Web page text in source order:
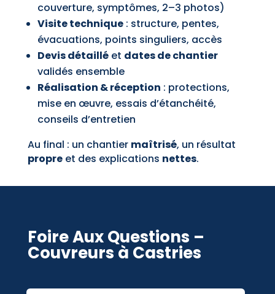
couverture, symptômes, 2–3 photos)
Visite technique: structure, pentes,
évacuations, points singuliers, accès
Devis détailléet dates de chantier
validés ensemble
Réalisation & réception : protections,
mise en œuvre, essais d’étanchéité,
conseils d’entretien
Au final : un chantier maîtrisé, un résultat
propreet des explications nettes.
Foire Aux Questions –
Couvreurs à Castries